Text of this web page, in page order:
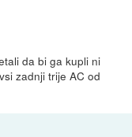
da bi ga kupli ni
zadnji trije AC od